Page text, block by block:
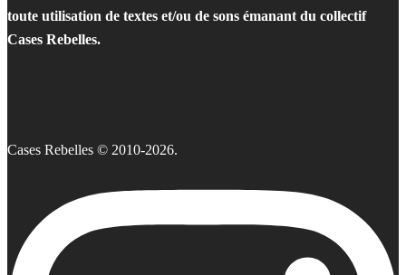
toute utilisation de textes et/ou de sons émanant du collectif
Cases Rebelles.
Cases Rebelles © 2010-2026.